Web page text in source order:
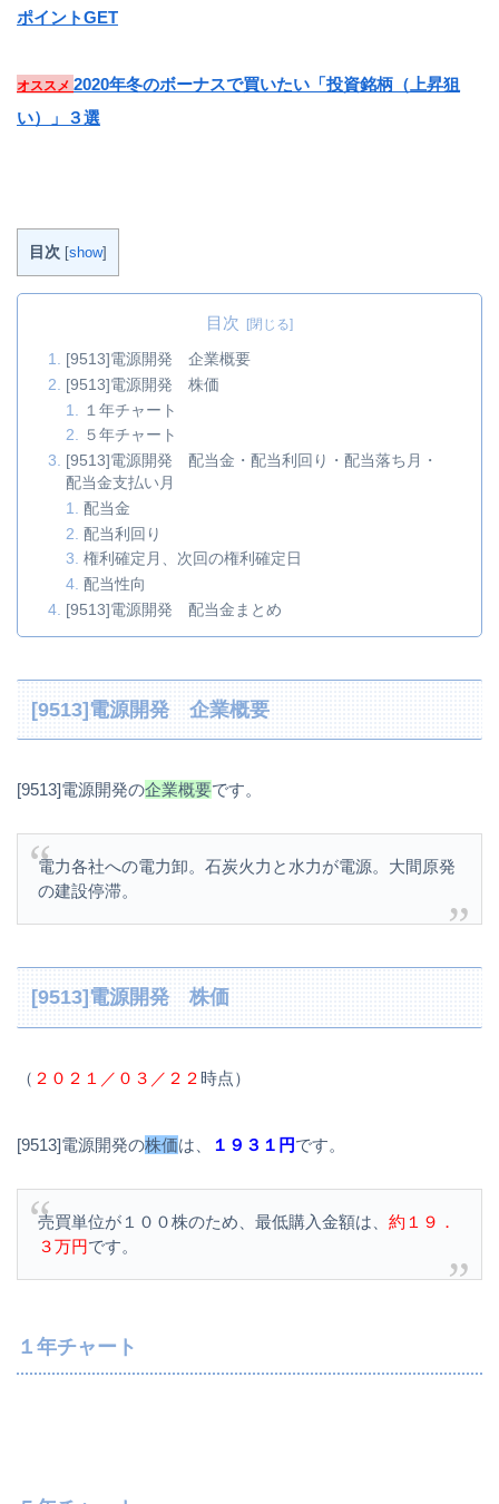
ポイントGET
オススメ 2020年冬のボーナスで買いたい「投資銘柄（上昇狙
い）」３選
目次 [show]
目次
[9513]電源開発 企業概要
[9513]電源開発 株価
１年チャート
５年チャート
[9513]電源開発 配当金・配当利回り・配当落ち月・
配当金支払い月
配当金
配当利回り
権利確定月、次回の権利確定日
配当性向
[9513]電源開発 配当金まとめ
[9513]電源開発 企業概要
[9513]電源開発の企業概要です。
電力各社への電力卸。石炭火力と水力が電源。大間原発
の建設停滞。
[9513]電源開発 株価
（ ２０２１／０３／２２時点）
[9513]電源開発の株価は、 １９３１円です。
売買単位が１００株のため、最低購入金額は、 約１９．
３万円です。
１年チャート